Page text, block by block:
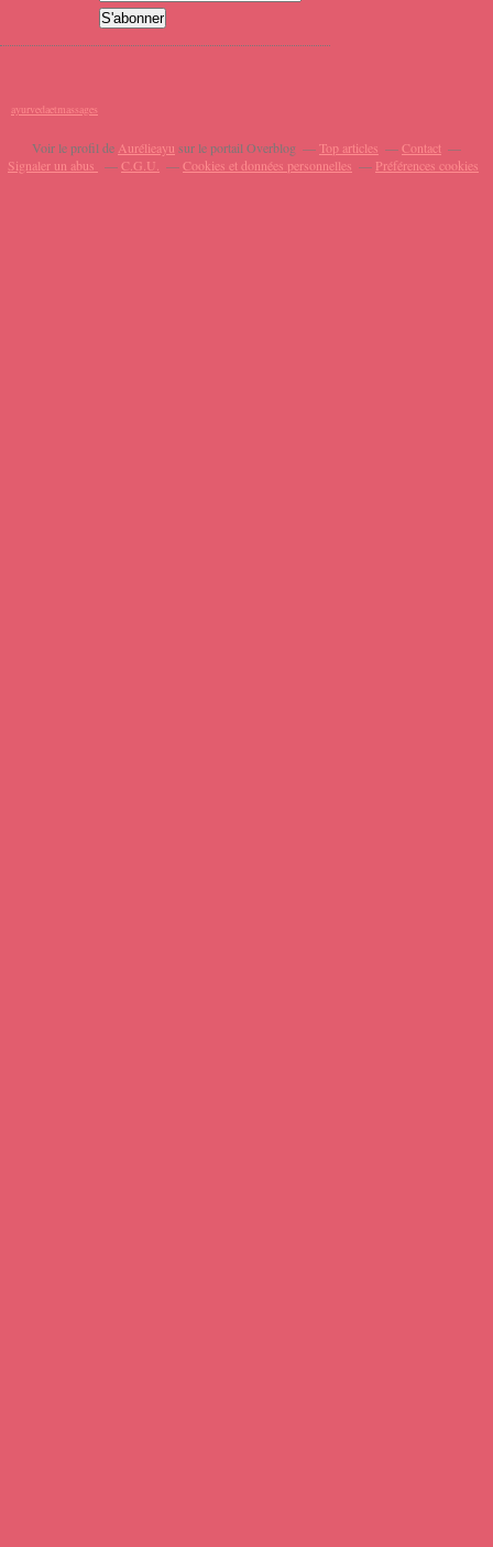
ayurvedaetmassages
Voir le profil de Aurélieayu sur le portail Overblog Top articles
Contact
Signaler un abus
C.G.U. Cookies et données personnelles Préférences cookies